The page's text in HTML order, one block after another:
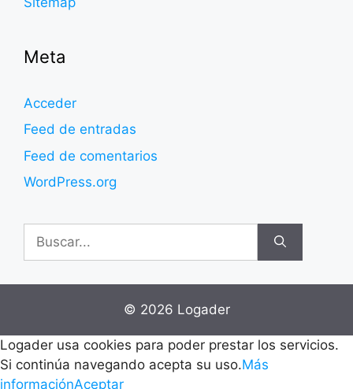
Meta
Acceder
Feed de entradas
Feed de comentarios
WordPress.org
Buscar:
© 2026 Logader
Logader usa cookies para poder prestar los servicios.
Si continúa navegando acepta su uso.Más
informaciónAceptar